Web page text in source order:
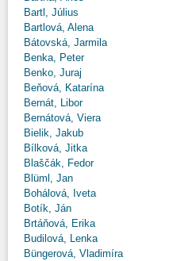
Bartl, Július
Bartlová, Alena
Bátovská, Jarmila
Benka, Peter
Benko, Juraj
Beňová, Katarína
Bernát, Libor
Bernátová, Viera
Bielik, Jakub
Bílková, Jitka
Blaščák, Fedor
Blüml, Jan
Bohálová, Iveta
Botík, Ján
Brtáňová, Erika
Budilová, Lenka
Büngerová, Vladimíra